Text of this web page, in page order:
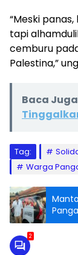
“Meski
tapi
cemburu
Palestina,”
Baca Juga
Tag:
Warga
2